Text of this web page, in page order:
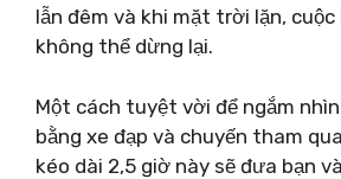
lẫn đêm và khi mặt trời lặn, cuộc
không thể dừng lại.
Một cách tuyệt vời để ngắm
bằng xe đạp và chuyến tham
kéo dài 2,5 giờ này sẽ đưa bạn